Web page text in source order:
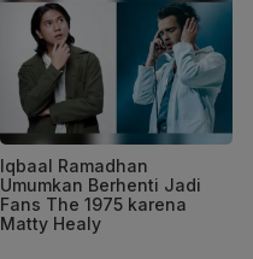
Iqbaal Ramadhan
Umumkan Berhenti Jadi
Fans The 1975 karena
Matty Healy